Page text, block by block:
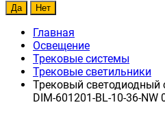
Главная
Освещение
Трековые системы
Трековые светильники
Трековый светодиодный
DIM-601201-BL-10-36-NW